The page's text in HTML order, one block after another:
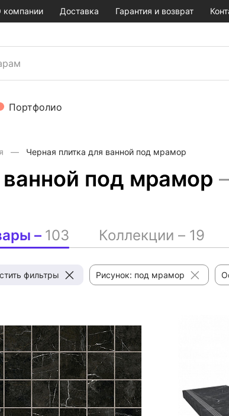
компании Доставка Гарантия и возврат
Портфолио
Черная плитка для ванной под мрамор
под мрамор –
– 103 Коллекции – 19
фильтры Рисунок: под мрамор